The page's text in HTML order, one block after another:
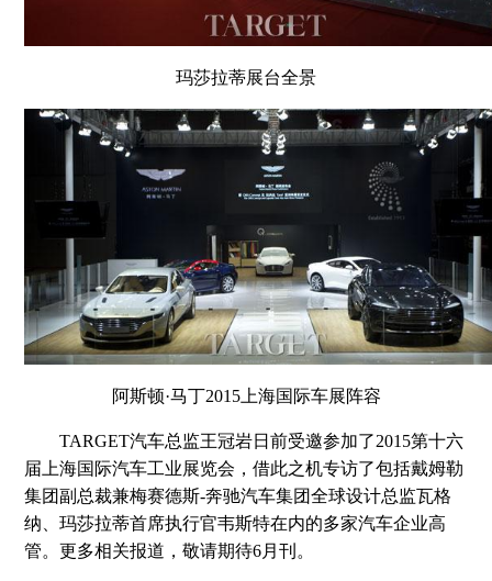
玛莎拉蒂展台全景
阿斯顿·马丁2015上海国际车展阵容
TARGET汽车总监王冠岩日前受邀参加了2015第十六
届上海国际汽车工业展览会，借此之机专访了包括戴姆勒
集团副总裁兼梅赛德斯-奔驰汽车集团全球设计总监瓦格
纳、玛莎拉蒂首席执行官韦斯特在内的多家汽车企业高
管。更多相关报道，敬请期待6月刊。